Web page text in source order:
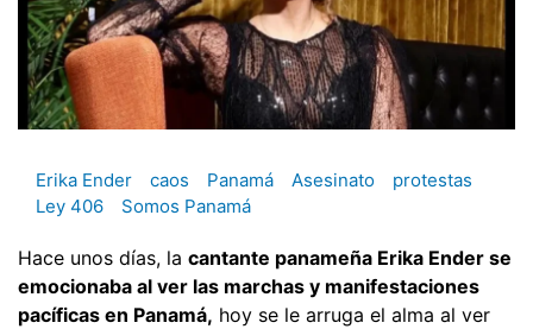
Erika Ender caos Panamá Asesinato
protestas
Ley 406
Somos Panamá
Hace unos días, la cantante panameña Erika Ender se
emocionaba al ver las marchas y manifestaciones
pacíficas en Panamá, hoy se le arruga el alma al ver